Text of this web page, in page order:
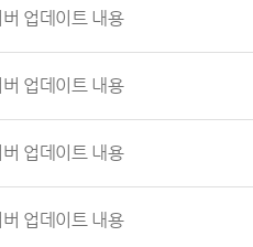
업데이트 내용
업데이트 내용
업데이트 내용
업데이트 내용